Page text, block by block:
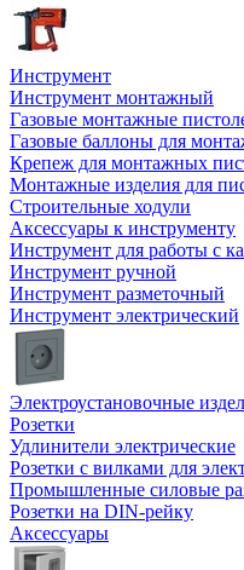
Инструмент
Инструмент монтажный
Газовые монтажные
Газовые баллоны для
Крепеж для монтажных
Монтажные изделия для
Строительные ходули
Аксессуары к инструменту
Инструмент для работы с
Инструмент ручной
Инструмент разметочный
Инструмент электрический
Электроустановочные
Розетки
Удлинители электрические
Розетки с вилками для
Промышленные силовые
Розетки на DIN-рейку
Аксессуары